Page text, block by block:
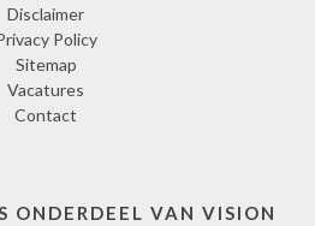
Disclaimer
Policy
Sitemap
Vacatures
Contact
ONDERDEEL VAN VISION